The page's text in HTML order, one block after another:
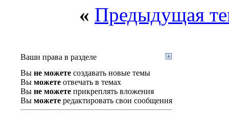
« Предыдущая
Ваши права в разделе
Вы не можете создавать новые темы
Вы можете отвечать в темах
Вы не можете прикреплять вложения
Вы можете редактировать свои сообщения